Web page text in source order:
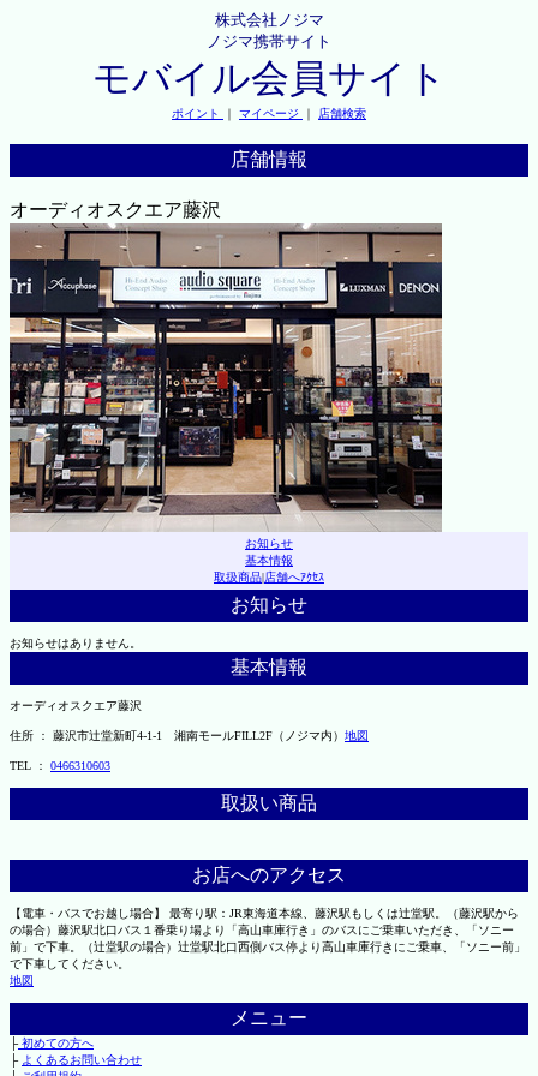
株式会社ノジマ
ノジマ携帯サイト
モバイル会員サイト
ポイント ｜ マイページ ｜ 店舗検索
店舗情報
オーディオスクエア藤沢
お知らせ
基本情報
取扱商品|店舗へｱｸｾｽ
お知らせ
お知らせはありません。
基本情報
オーディオスクエア藤沢
住所 ： 藤沢市辻堂新町4-1-1 湘南モールFILL2F（ノジマ内） 地図
TEL ： 0466310603
取扱い商品
お店へのアクセス
【電車・バスでお越し場合】 最寄り駅：JR東海道本線、藤沢駅もしくは辻堂駅。（藤沢駅から
の場合）藤沢駅北口バス１番乗り場より「高山車庫行き」のバスにご乗車いただき、「ソニー
前」で下車。（辻堂駅の場合）辻堂駅北口西側バス停より高山車庫行きにご乗車、「ソニー前」
で下車してください。
地図
メニュー
├初めての方へ
├ よくあるお問い合わせ